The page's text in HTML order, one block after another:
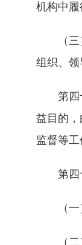
机构中
（三）
组织、领
第四十
益目的
监督等工
第四十
（一）
（二）